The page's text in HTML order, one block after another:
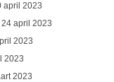
april 2023
24 april 2023
2023
2023
2023